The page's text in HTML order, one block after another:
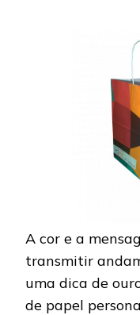
A cor e a
transmitir
uma dica de
de papel